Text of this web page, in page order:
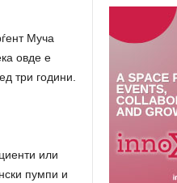
Муча
овде е
три години.
или
пумпи и